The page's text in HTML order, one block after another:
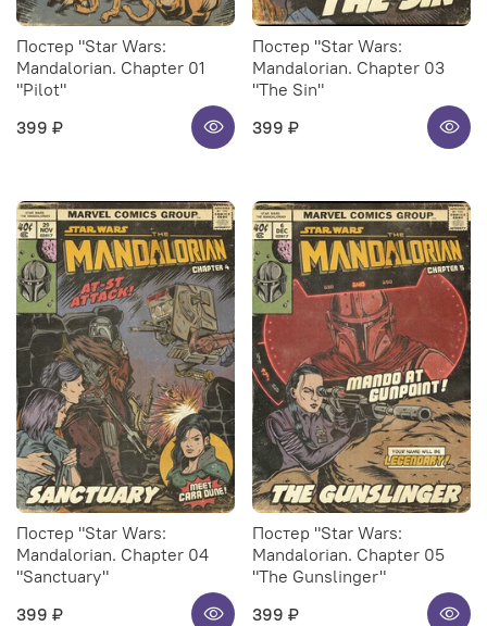
Постер "Star Wars:
Mandalorian. Chapter 01
"Pilot"
399 ₽
Постер "Star Wars:
Mandalorian. Chapter 03
"The Sin"
399 ₽
Постер "Star Wars:
Mandalorian. Chapter 04
"Sanctuary"
399 ₽
Постер "Star Wars:
Mandalorian. Chapter 05
"The Gunslinger"
399 ₽